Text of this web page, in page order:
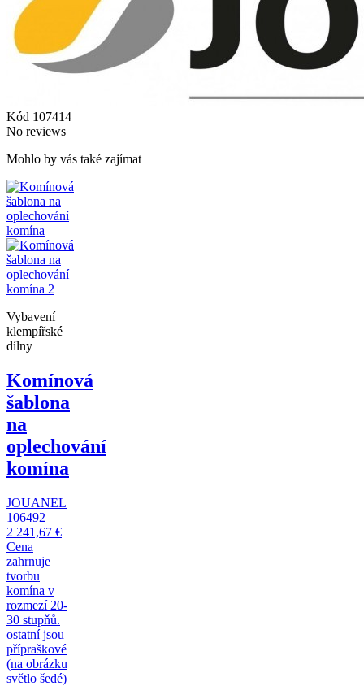
Kód 107414
No reviews
Mohlo by vás také zajímat
Vybavení
klempířské
dílny
Komínová
šablona
na
oplechování
komína
JOUANEL
106492
2 241,67 €
Cena
zahrnuje
tvorbu
komína v
rozmezí 20-
30 stupňů.
ostatní jsou
přípraškové
(na obrázku
světlo šedé)